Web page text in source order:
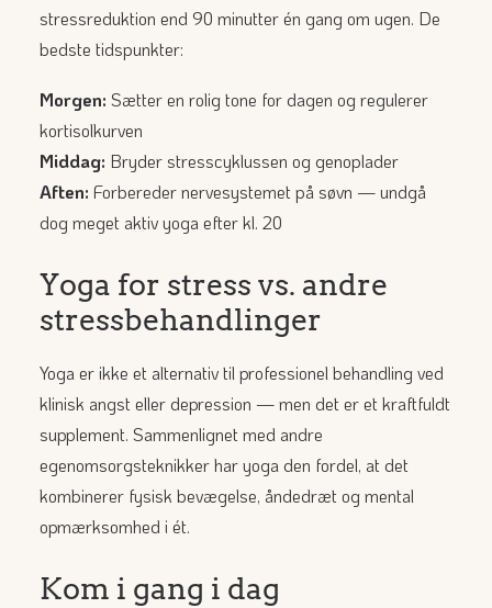
stressreduktion end 90 minutter én gang om ugen. De
bedste tidspunkter:
Morgen: Sætter en rolig tone for dagen og regulerer
kortisolkurven
Middag: Bryder stresscyklussen og genoplader
Aften: Forbereder nervesystemet på søvn — undgå
dog meget aktiv yoga efter kl. 20
Yoga for stress vs. andre
stressbehandlinger
Yoga er ikke et alternativ til professionel behandling ved
klinisk angst eller depression — men det er et kraftfuldt
supplement. Sammenlignet med andre
egenomsorgsteknikker har yoga den fordel, at det
kombinerer fysisk bevægelse, åndedræt og mental
opmærksomhed i ét.
Kom i gang i dag